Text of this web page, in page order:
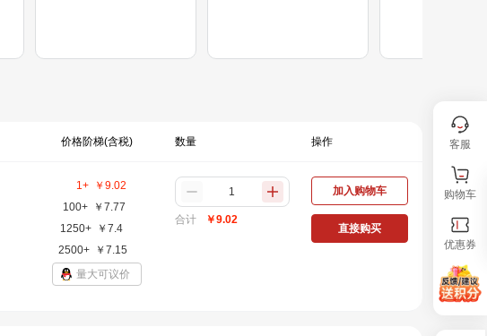
价格阶梯(含税) 数量 操作
1+ ￥ 9.02
100+
￥7.77
1250+
￥ 7.4
2500+
￥ 7.15
量大可议价
合计 ￥9.02
加入购物车
直接购买
客服
购物车
优惠券